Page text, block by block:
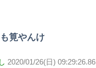
筧やんけ
2020/01/26(日) 09:29:26.86